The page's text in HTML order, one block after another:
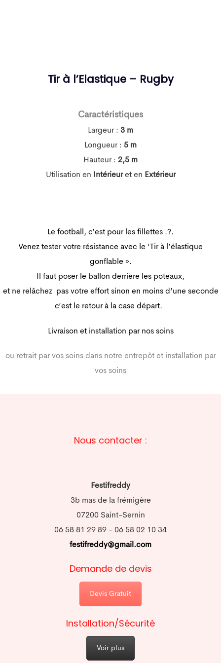
Tir à l’Elastique – Rugby
Caractéristiques
Largeur : 3 m
Longueur : 5 m
Hauteur : 2,5 m
Utilisation en Intérieuret en Extérieur
Le football, c’est pour les fillettes .?.
Venez tester votre résistance avec le ‘Tir à l’élastique
gonflable ».
Il faut poser le ballon derrière les poteaux,
et ne relâchez pas votre effort sinon en moins d’une seconde
c’est le retour à la case départ.
Livraison et installation par nos soins
ou retrait par vos soins dans notre entrepôt et installation par
vos soins
Nous contacter :
Festifreddy
3b mas de la frémigère
07200 Saint-Sernin
06 58 81 29 89 - 06 58 02 10 34
festifreddy@gmail.com
Demande de devis
Devis Gratuit
Installation/Sécurité
Voir plus